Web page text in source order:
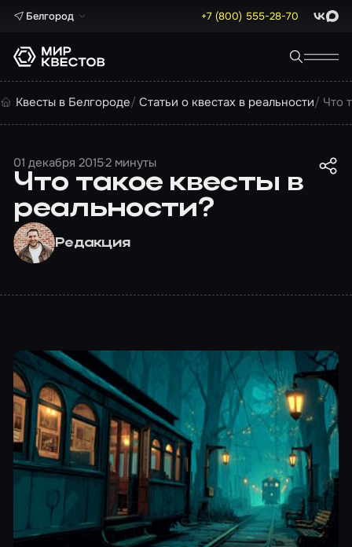
Белгород +7 (800) 555-28-70 Max
Квесты в Белгороде Статьи о квестах в реальности Что
01 декабря 20152 минуты
Что такое квесты в
реальности?
Редакция